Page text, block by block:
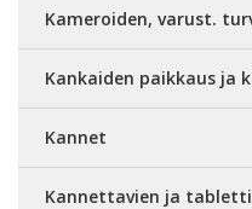
Kameroiden, varust.
Kankaiden paikkaus ja
Kannet
Kannettavien ja